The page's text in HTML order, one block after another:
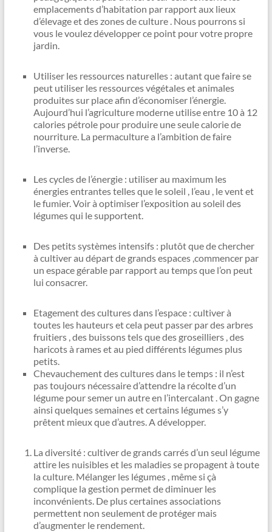
emplacements d’habitation par rapport aux lieux
d’élevage et des zones de culture . Nous pourrons si
vous le voulez développer ce point pour votre propre
jardin.
Utiliser les ressources naturelles : autant que faire se
peut utiliser les ressources végétales et animales
produites sur place afin d’économiser l’énergie.
Aujourd’hui l’agriculture moderne utilise entre 10 à 12
calories pétrole pour produire une seule calorie de
nourriture. La permaculture a l’ambition de faire
l’inverse.
Les cycles de l’énergie : utiliser au maximum les
énergies entrantes telles que le soleil , l’eau , le vent et
le fumier. Voir à optimiser l’exposition au soleil des
légumes qui le supportent.
Des petits systèmes intensifs : plutôt que de chercher
à cultiver au départ de grands espaces ,commencer par
un espace gérable par rapport au temps que l’on peut
lui consacrer.
Etagement des cultures dans l’espace : cultiver à
toutes les hauteurs et cela peut passer par des arbres
fruitiers , des buissons tels que des groseilliers , des
haricots à rames et au pied différents légumes plus
petits.
Chevauchement des cultures dans le temps : il n’est
pas toujours nécessaire d’attendre la récolte d’un
légume pour semer un autre en l’intercalant . On gagne
ainsi quelques semaines et certains légumes s’y
prêtent mieux que d’autres. A développer.
La diversité : cultiver de grands carrés d’un seul légume
attire les nuisibles et les maladies se propagent à toute
la culture. Mélanger les légumes , même si çà
complique la gestion permet de diminuer les
inconvénients. De plus certaines associations
permettent non seulement de protéger mais
d’augmenter le rendement.